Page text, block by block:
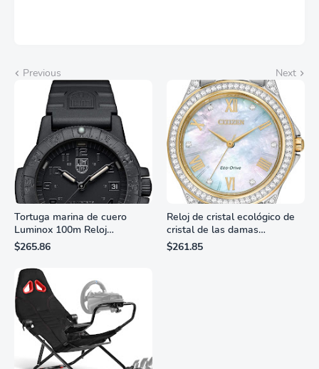
Previous Next
Tortuga marina de cuero
Luminox 100m Reloj
analógico de cuarzo
resistente al agua
$265.86
Reloj de cristal ecológico de
cristal de las damas
ciudadanas, 3 manos,
marcadores de números
$261.85